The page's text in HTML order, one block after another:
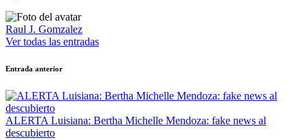
Raul J. Gomzalez
Ver todas las entradas
Navegación
de
entradas
Entrada anterior
ALERTA Luisiana: Bertha Michelle Mendoza: fake news al
descubierto